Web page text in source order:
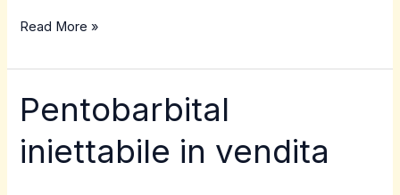
Read More »
Pentobarbital
iniettabile in vendita
Pentobarbital
iniettabile
in